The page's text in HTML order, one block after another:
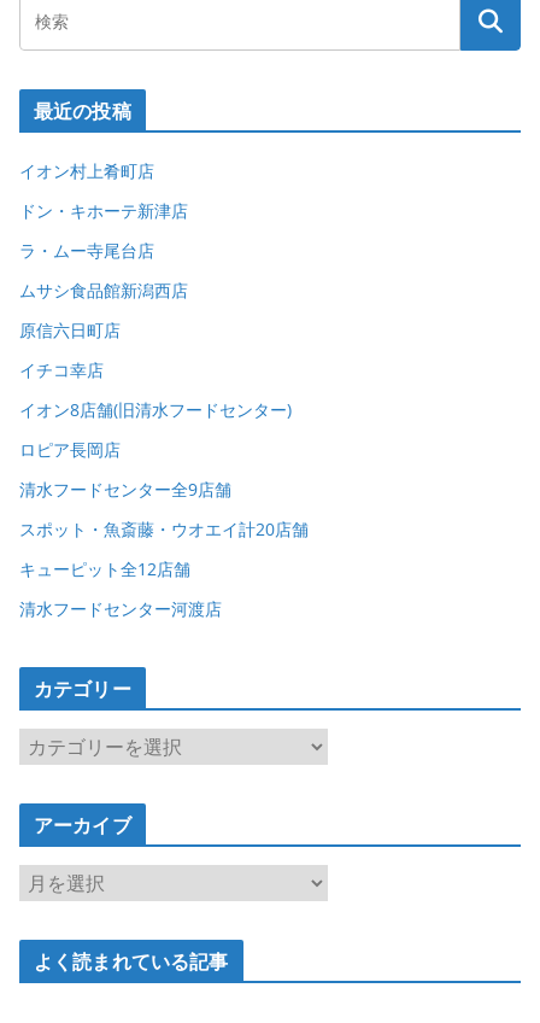
最近の投稿
イオン村上肴町店
ドン・キホーテ新津店
ラ・ムー寺尾台店
ムサシ食品館新潟西店
原信六日町店
イチコ幸店
イオン8店舗(旧清水フードセンター)
ロピア長岡店
清水フードセンター全9店舗
スポット・魚斎藤・ウオエイ計20店舗
キューピット全12店舗
清水フードセンター河渡店
カテゴリー
カ
テ
ゴ
ー
アーカイブ
ア
ー
カ
よく読まれている記事